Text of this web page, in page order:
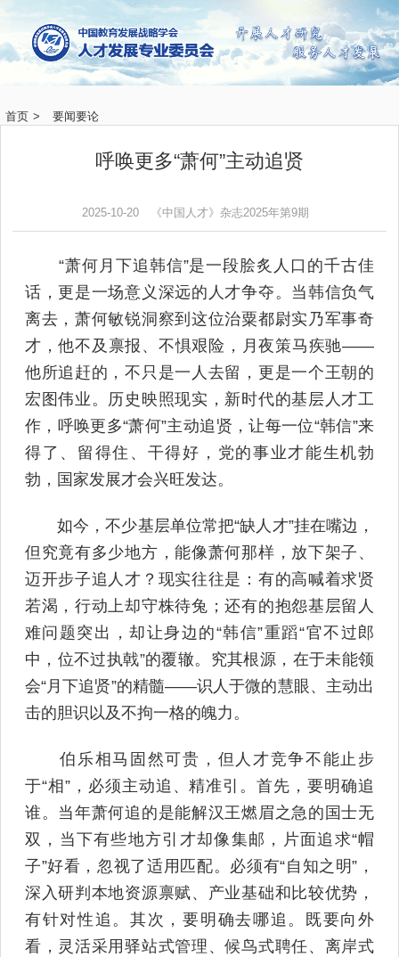
首页 > 要闻要论
呼唤更多“萧何”主动追贤
2025-10-20 《中国人才》杂志2025年第9期
“萧何月下追韩信”是一段脍炙人口的千古佳
话，更是一场意义深远的人才争夺。当韩信负气
离去，萧何敏锐洞察到这位治粟都尉实乃军事奇
才，他不及禀报、不惧艰险，月夜策马疾驰——
他所追赶的，不只是一人去留，更是一个王朝的
宏图伟业。历史映照现实，新时代的基层人才工
作，呼唤更多“萧何”主动追贤，让每一位“韩信”来
得了、留得住、干得好，党的事业才能生机勃
勃，国家发展才会兴旺发达。
如今，不少基层单位常把“缺人才”挂在嘴边，
但究竟有多少地方，能像萧何那样，放下架子、
迈开步子追人才？现实往往是：有的高喊着求贤
若渴，行动上却守株待兔；还有的抱怨基层留人
难问题突出，却让身边的“韩信”重蹈“官不过郎
中，位不过执戟”的覆辙。究其根源，在于未能领
会“月下追贤”的精髓——识人于微的慧眼、主动出
击的胆识以及不拘一格的魄力。
伯乐相马固然可贵，但人才竞争不能止步
于“相”，必须主动追、精准引。首先，要明确追
谁。当年萧何追的是能解汉王燃眉之急的国士无
双，当下有些地方引才却像集邮，片面追求“帽
子”好看，忽视了适用匹配。必须有“自知之明”，
深入研判本地资源禀赋、产业基础和比较优势，
有针对性追。其次，要明确去哪追。既要向外
看，灵活采用驿站式管理、候鸟式聘任、离岸式